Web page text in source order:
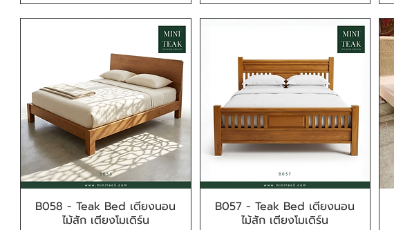
ดูข้อมูลด่วน
B058 - Teak Bed เตียงนอน
ไม้สัก เตียงโมเดิร์น
ดูข้อมูลด่วน
B057 - Teak Bed เตียงนอน
ไม้สัก เตียงโมเดิร์น